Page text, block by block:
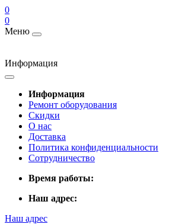
0
0
Меню
Информация
Информация
Ремонт оборудования
Скидки
О нас
Доставка
Политика конфиденциальности
Сотрудничество
Время работы:
Наш адрес:
Наш адрес